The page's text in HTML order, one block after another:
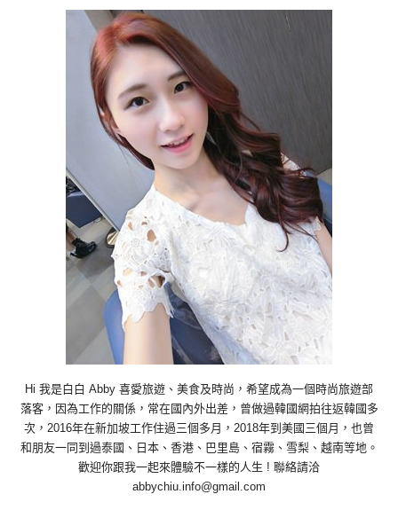
Hi 我是白白 Abby 喜愛旅遊、美食及時尚，希望成為一個時尚旅遊部
落客，因為工作的關係，常在國內外出差，曾做過韓國網拍往返韓國多
次，2016年在新加坡工作住過三個多月，2018年到美國三個月，也曾
和朋友一同到過泰國、日本、香港、巴里島、宿霧、雪梨、越南等地。
歡迎你跟我一起來體驗不一樣的人生 ! 聯絡請洽
abbychiu.info@gmail.com